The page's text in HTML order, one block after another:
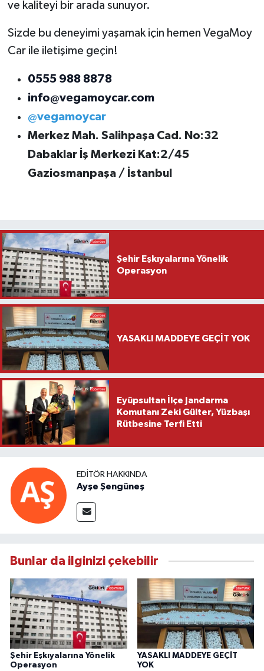
ve kaliteyi bir arada sunuyor.
Sizde bu deneyimi yaşamak için hemen VegaMoy
Car ile iletişime geçin!
0555 988 8878
info@vegamoycar.com
@vegamoycar
Merkez Mah. Salihpaşa Cad. No:32
Dabaklar İş Merkezi Kat:2/45
Gaziosmanpaşa / İstanbul
Şehir Eşkıyalarına Yönelik
Operasyon
YASAKLI MADDEYE GEÇİT YOK
Eyüpsultan İlçe Jandarma
Komutanı Zeki Gülter, Yüzbaşı
Rütbesine Terfi Etti
EDITÖR HAKKINDA
Ayşe Şengüneş
Bunlar da ilginizi çekebilir
Şehir Eşkıyalarına Yönelik
Operasyon
YASAKLI MADDEYE GEÇİT
YOK